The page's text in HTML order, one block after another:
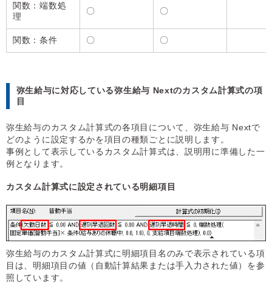
関数：端数処
理
〇 〇
関数：条件 〇 〇
弥生給与に対応している弥生給与 Nextのカスタム計算式の項
目
弥生給与のカスタム計算式の各項目について、弥生給与 Nextで
どのように設定するかを項目の種類ごとに説明します。
事例として表示しているカスタム計算式は、説明用に準備した一
例となります。
カスタム計算式に設定されている明細項目
弥生給与のカスタム計算式に明細項目名のみで表示されている項
目は、明細項目の値（自動計算結果または手入力された値）を参
照しています。